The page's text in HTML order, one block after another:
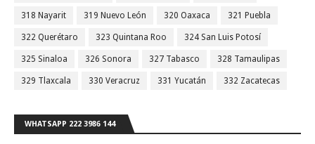
318 Nayarit 319 Nuevo León 320 Oaxaca 321 Puebla
322 Querétaro 323 Quintana Roo 324 San Luis Potosí
325 Sinaloa 326 Sonora 327 Tabasco 328 Tamaulipas
329 Tlaxcala 330 Veracruz 331 Yucatán 332 Zacatecas
WHATSAPP 222 3986 144